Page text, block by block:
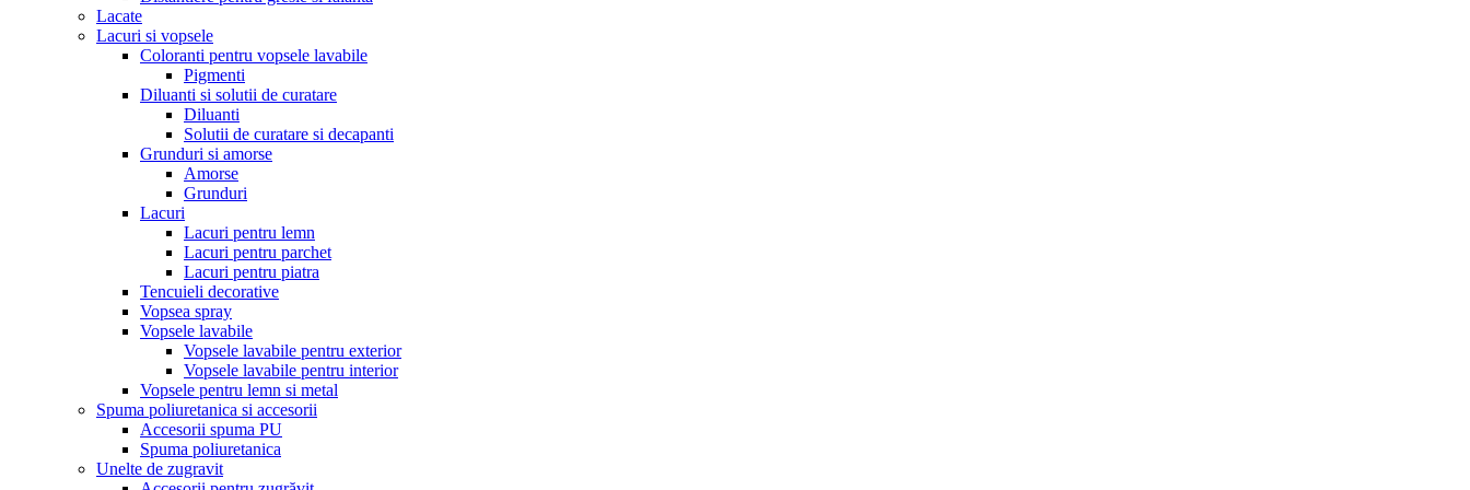
Lacate
Lacuri si vopsele
Coloranti pentru vopsele lavabile
Pigmenti
Diluanti si solutii de curatare
Diluanti
Solutii de curatare si decapanti
Grunduri si amorse
Amorse
Grunduri
Lacuri
Lacuri pentru lemn
Lacuri pentru parchet
Lacuri pentru piatra
Tencuieli decorative
Vopsea spray
Vopsele lavabile
Vopsele lavabile pentru exterior
Vopsele lavabile pentru interior
Vopsele pentru lemn si metal
Spuma poliuretanica si accesorii
Accesorii spuma PU
Spuma poliuretanica
Unelte de zugravit